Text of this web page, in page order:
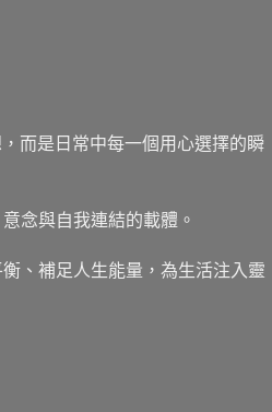
而是日常中每一個用心選擇的瞬
念與自我連結的載體。
、補足人生能量，為生活注入靈